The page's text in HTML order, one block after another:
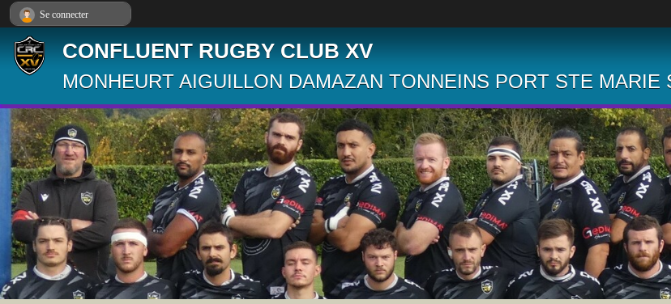
CONFLUENT RUGBY CLUB XV
MONHEURT AIGUILLON DAMAZAN TONNEINS PORT STE MARIE
Se connecter
Panneau de gestion des cookies